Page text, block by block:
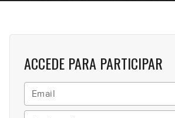
6
pasivos
7
ACCEDE PARA PARTICIPAR